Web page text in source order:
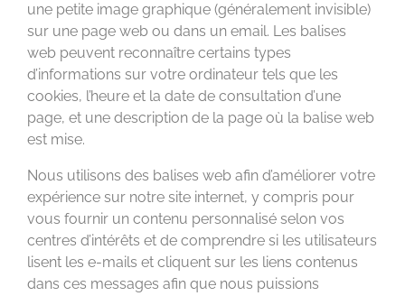
une petite image graphique (généralement invisible)
sur une page web ou dans un email. Les balises
web peuvent reconnaître certains types
d’informations sur votre ordinateur tels que les
cookies, l’heure et la date de consultation d’une
page, et une description de la page où la balise web
est mise.
Nous utilisons des balises web afin d’améliorer votre
expérience sur notre site internet, y compris pour
vous fournir un contenu personnalisé selon vos
centres d’intérêts et de comprendre si les utilisateurs
lisent les e-mails et cliquent sur les liens contenus
dans ces messages afin que nous puissions